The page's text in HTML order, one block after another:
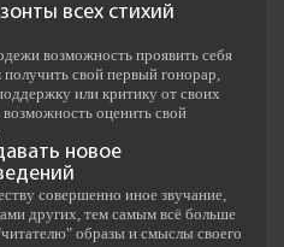
всех стихий
возможность проявить себя
свой первый гонорар,
или критику от своих
оценить свой
новое
совершенно иное звучание,
других, тем самым всё больше
образы и смыслы своего